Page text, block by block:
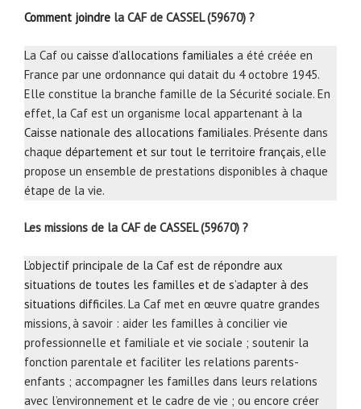
Comment joindre la CAF de CASSEL (59670) ?
La Caf ou caisse d’allocations familiales a été créée en
France par une ordonnance qui datait du 4 octobre 1945.
Elle constitue la branche famille de la Sécurité sociale. En
effet, la Caf est un organisme local appartenant à la
Caisse nationale des allocations familiales. Présente dans
chaque département et sur tout le territoire français, elle
propose un ensemble de prestations disponibles à chaque
étape de la vie.
Les missions de la CAF de CASSEL (59670) ?
L’objectif principale de la Caf est de répondre aux
situations de toutes les familles et de s’adapter à des
situations difficiles. La Caf met en œuvre quatre grandes
missions, à savoir : aider les familles à concilier vie
professionnelle et familiale et vie sociale ; soutenir la
fonction parentale et faciliter les relations parents-
enfants ; accompagner les familles dans leurs relations
avec l’environnement et le cadre de vie ; ou encore créer